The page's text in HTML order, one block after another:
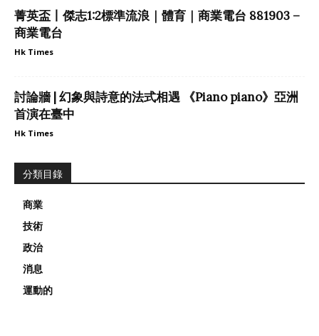
菁英盃丨傑志1:2標準流浪｜體育｜商業電台 881903 –
商業電台
Hk Times
討論牆 | 幻象與詩意的法式相遇 《Piano piano》亞洲
首演在臺中
Hk Times
分類目錄
商業
技術
政治
消息
運動的